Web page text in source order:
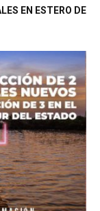
EN ESTERO DE